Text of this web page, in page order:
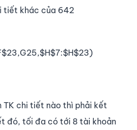
tiết khác của 642
TK chi tiết nào thì phải kết
đó, tối đa có tới 8 tài khoản